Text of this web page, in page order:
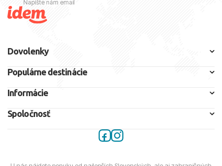
Napíšte nám email
Dovolenky
Populárne destinácie
Informácie
Spoločnosť